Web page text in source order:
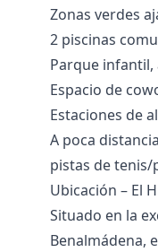
Zonas verdes
2 piscinas
Parque
Espacio de
Estaciones de
A poca
pistas de tenis/
Ubicación – El
Situado en la
Benalmádena,